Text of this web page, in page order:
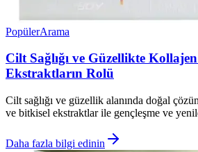
PopülerArama
Cilt Sağlığı ve Güzellikte
Ekstraktların Rolü
Cilt sağlığı ve güzellik alanında doğal
ve bitkisel ekstraktlar ile gençleşme ve
Daha fazla bilgi edinin